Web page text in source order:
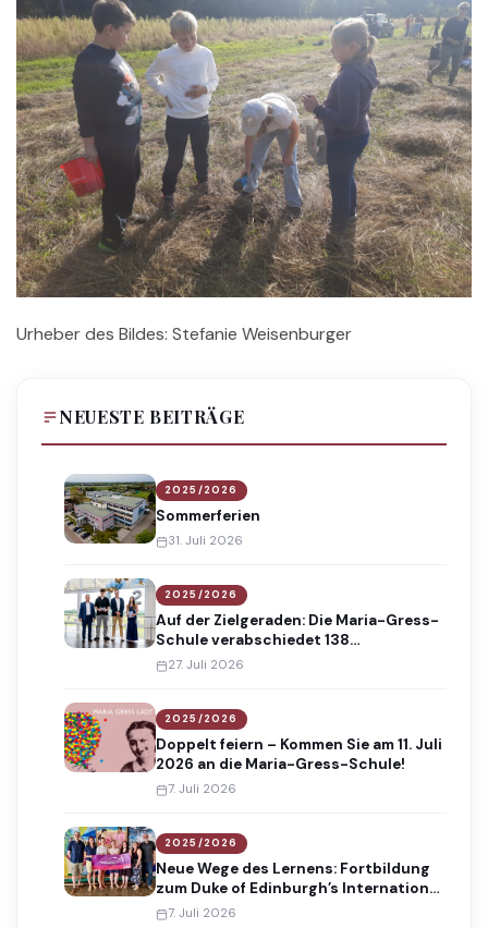
Urheber des Bildes: Stefanie Weisenburger
NEUESTE BEITRÄGE
2025/2026
Sommerferien
31. Juli 2026
2025/2026
Auf der Zielgeraden: Die Maria-Gress-
Schule verabschiedet 138
Absolventinnen und Absolventen
27. Juli 2026
2025/2026
Doppelt feiern – Kommen Sie am 11. Juli
2026 an die Maria-Gress-Schule!
7. Juli 2026
2025/2026
Neue Wege des Lernens: Fortbildung
zum Duke of Edinburgh’s International
Award
7. Juli 2026